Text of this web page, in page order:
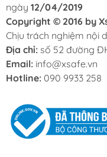
ngày 12/04/2019
Copyright © 2016 by
Chịu trách nghiệm nội
Địa chỉ: số 52 đường
Email: info@xsafe.vn
Hotline: 090 9933 258